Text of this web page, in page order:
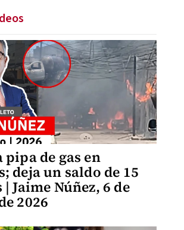
de gas en
deja un saldo de 15
Jaime Núñez, 6 de
2026